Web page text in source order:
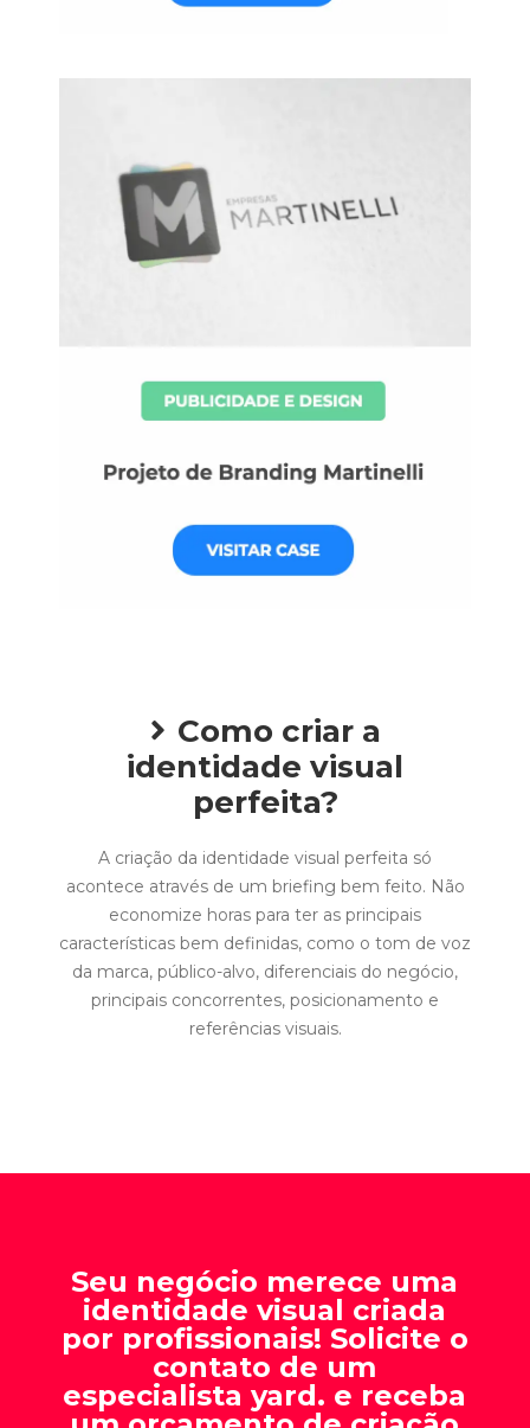
Como criar a
identidade visual
perfeita?
A criação da identidade visual perfeita só
acontece através de um briefing bem feito. Não
economize horas para ter as principais
características bem definidas, como o tom de voz
da marca, público-alvo, diferenciais do negócio,
principais concorrentes, posicionamento e
referências visuais.
Seu negócio merece uma
identidade visual criada
por profissionais! Solicite o
contato de um
especialista yard. e receba